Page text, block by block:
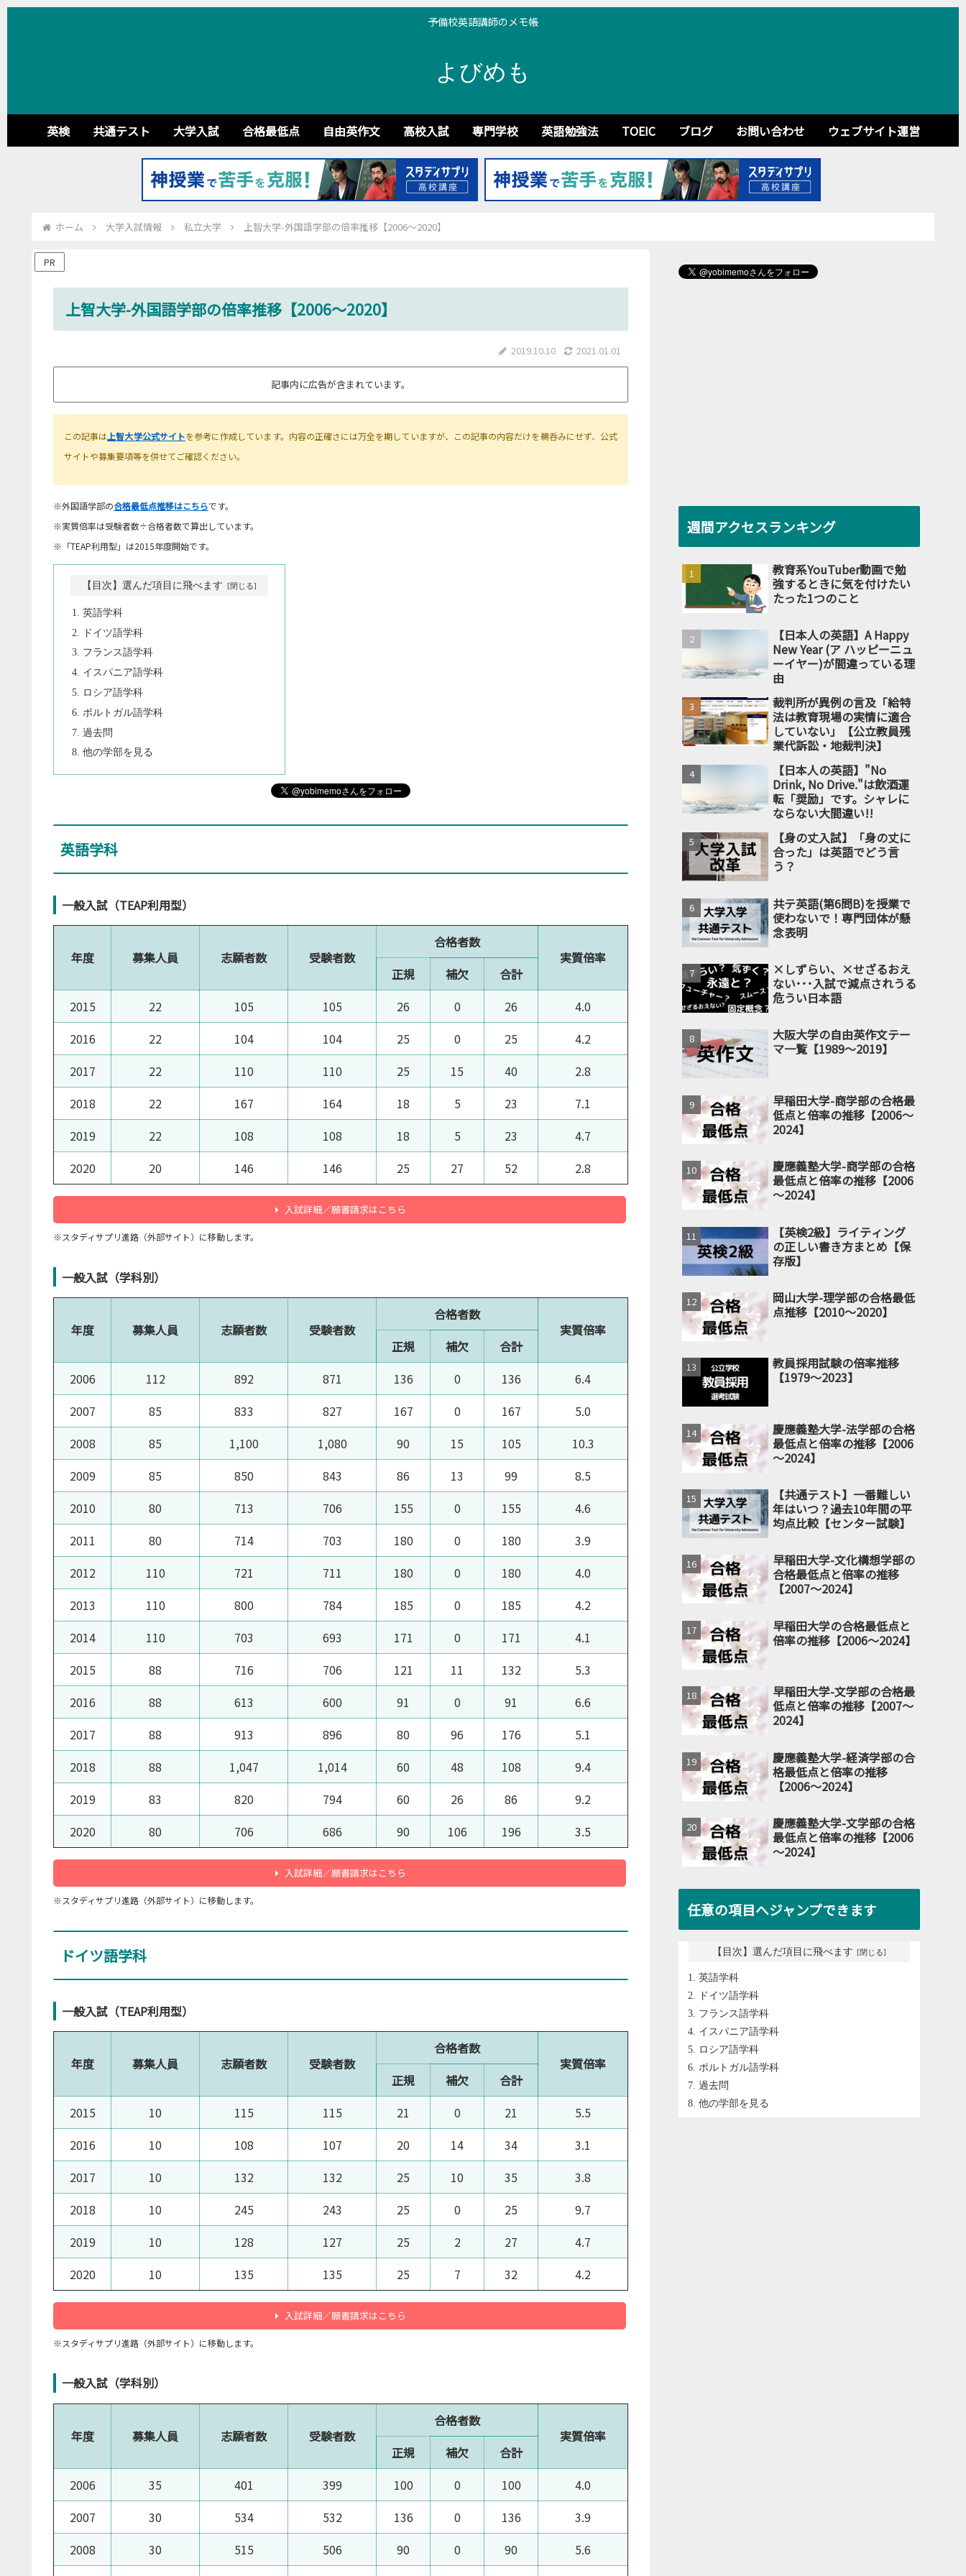
予備校英語講師のメモ帳
よびめも
英検 共通テスト 大学入試 合格最低点 自由英作文 高校入試 専門学校 英語勉強法 TOEIC ブログ お問い合わせ ウェブサイト運営
ホーム 大学入試情報 私立大学 上智大学-外国語学部の倍率推移【2006～2020】
PR
上智大学-外国語学部の倍率推移【2006～2020】
2019.10.10 2021.01.01
記事内に広告が含まれています。
この記事は上智大学公式サイトを参考に作成しています。内容の正確さには万全を期していますが、この記事の内容だけを鵜呑みにせず、公式
サイトや募集要項等を併せてご確認ください。
※外国語学部の合格最低点推移はこちらです。
※実質倍率は受験者数÷合格者数で算出しています。
※「TEAP利用型」は2015年度開始です。
【目次】選んだ項目に飛べます
英語学科
ドイツ語学科
フランス語学科
イスパニア語学科
ロシア語学科
ポルトガル語学科
過去問
他の学部を見る
英語学科
一般入試（TEAP利用型）
年度 募集人員 志願者数 受験者数
合格者数
実質倍率
正規
補欠
合計
2015
22 105 105 26 0 26
4.0
2016
22 104 104 25 0 25
4.2
2017
22 110 110 25 15 40
2.8
2018
22 167 164 18 5 23
7.1
2019
22 108 108 18 5 23
4.7
2020
20 146 146 25 27 52 2.8
入試詳細／願書請求はこちら
※スタディサプリ進路（外部サイト）に移動します。
一般入試（学科別）
年度 募集人員 志願者数 受験者数
合格者数
実質倍率
正規
補欠
合計
2006
112 892 871 136 0 136
6.4
2007
85 833 827 167 0 167
5.0
2008
85 1,100 1,080 90 15 105
10.3
2009
85 850 843 86 13 99
8.5
2010
80 713 706 155 0 155
4.6
2011
80 714 703 180 0 180
3.9
2012
110 721 711 180 0 180
4.0
2013
110 800 784 185 0 185
4.2
2014
110 703 693 171 0 171
4.1
2015
88 716 706 121 11 132
5.3
2016
88 613 600 91 0 91
6.6
2017
88 913 896 80 96 176
5.1
2018
88 1,047 1,014 60 48 108
9.4
2019
83 820 794 60 26 86
9.2
2020
80 706 686 90 106 196 3.5
入試詳細／願書請求はこちら
※スタディサプリ進路（外部サイト）に移動します。
ドイツ語学科
一般入試（TEAP利用型）
年度 募集人員 志願者数 受験者数
合格者数
実質倍率
正規
補欠
合計
2015
10 115 115 21 0 21
5.5
2016
10 108 107 20 14 34
3.1
2017
10 132 132 25 10 35
3.8
2018
10 245 243 25 0 25
9.7
2019
10 128 127 25 2 27
4.7
2020
10 135 135 25 7 32 4.2
入試詳細／願書請求はこちら
※スタディサプリ進路（外部サイト）に移動します。
一般入試（学科別）
年度 募集人員 志願者数 受験者数
合格者数
実質倍率
正規
補欠
合計
2006
35 401 399 100 0 100
4.0
2007
30 534 532 136 0 136
3.9
2008
30 515 506 90 0 90
5.6
週間アクセスランキング
教育系YouTuber動画で勉
強するときに気を付けたい
たった1つのこと
【日本人の英語】A Happy
New Year (ア ハッピーニュ
ーイヤー)が間違っている理
由
裁判所が異例の言及「給特
法は教育現場の実情に適合
していない」【公立教員残
業代訴訟・地裁判決】
【日本人の英語】"No
Drink, No Drive."は飲酒運
転「奨励」です。シャレに
ならない大間違い!!
【身の丈入試】「身の丈に
合った」は英語でどう言
う？
共テ英語(第6問B)を授業で
使わないで！専門団体が懸
念表明
×しずらい、×せざるおえ
ない･･･入試で減点されうる
危うい日本語
大阪大学の自由英作文テー
マ一覧【1989～2019】
早稲田大学-商学部の合格最
低点と倍率の推移【2006～
2024】
慶應義塾大学-商学部の合格
最低点と倍率の推移【2006
～2024】
【英検2級】ライティング
の正しい書き方まとめ【保
存版】
岡山大学-理学部の合格最低
点推移【2010～2020】
教員採用試験の倍率推移
【1979～2023】
慶應義塾大学-法学部の合格
最低点と倍率の推移【2006
～2024】
【共通テスト】一番難しい
年はいつ？過去10年間の平
均点比較【センター試験】
早稲田大学-文化構想学部の
合格最低点と倍率の推移
【2007～2024】
早稲田大学の合格最低点と
倍率の推移【2006～2024】
早稲田大学-文学部の合格最
低点と倍率の推移【2007～
2024】
慶應義塾大学-経済学部の合
格最低点と倍率の推移
【2006～2024】
慶應義塾大学-文学部の合格
最低点と倍率の推移【2006
～2024】
任意の項目へジャンプできます
【目次】選んだ項目に飛べます
英語学科
ドイツ語学科
フランス語学科
イスパニア語学科
ロシア語学科
ポルトガル語学科
過去問
他の学部を見る